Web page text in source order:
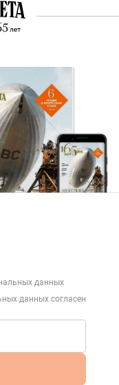
данных
данных согласен